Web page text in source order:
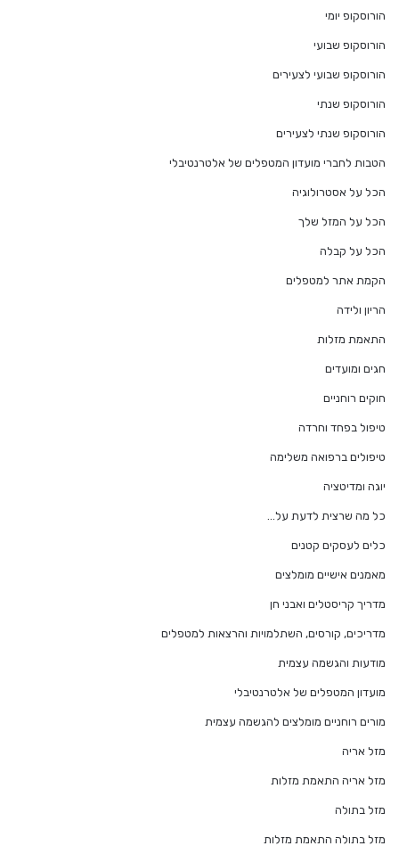
הורוסקופ יומי
הורוסקופ שבועי
הורוסקופ שבועי לצעירים
הורוסקופ שנתי
הורוסקופ שנתי לצעירים
הטבות לחברי מועדון המטפלים של אלטרנטיבלי
הכל על אסטרולוגיה
הכל על המזל שלך
הכל על קבלה
הקמת אתר למטפלים
הריון ולידה
התאמת מזלות
חגים ומועדים
חוקים רוחניים
טיפול בפחד וחרדה
טיפולים ברפואה משלימה
יוגה ומדיטציה
כל מה שרצית לדעת על…
כלים לעסקים קטנים
מאמנים אישיים מומלצים
מדריך קריסטלים ואבני חן
מדריכים, קורסים, השתלמויות והרצאות למטפלים
מודעות והגשמה עצמית
מועדון המטפלים של אלטרנטיבלי
מורים רוחניים מומלצים להגשמה עצמית
מזל אריה
מזל אריה התאמת מזלות
מזל בתולה
מזל בתולה התאמת מזלות